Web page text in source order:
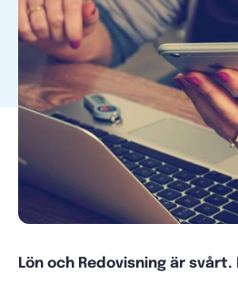
Lön och Redovisning är